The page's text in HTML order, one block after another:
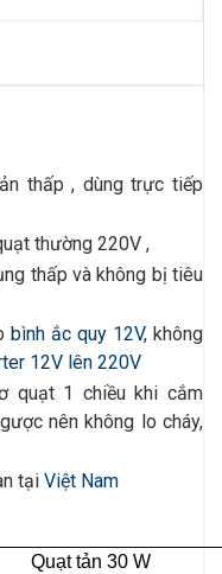
thấp , dùng trực tiếp
thường 220V ,
thấp và không bị tiêu
bình ắc quy 12V, không
12V lên 220V
quạt 1 chiều khi cắm
nên không lo cháy,
tại Việt Nam
Quạt tản 30 W